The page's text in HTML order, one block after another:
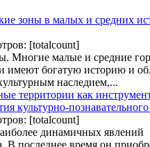
зоны в малых и средних
[totalcount]
Многие малые и средние
имеют богатую историю и
наследием,...
территории как
культурно-
[totalcount]
динамичных явлений
В последнее время он